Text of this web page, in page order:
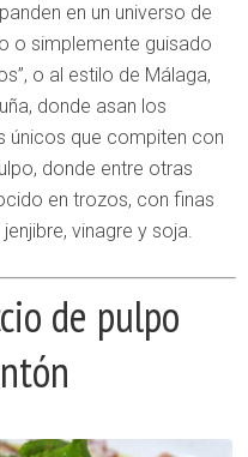
en un universo de
o simplemente guisado
o al estilo de Málaga,
donde asan los
únicos que compiten con
donde entre otras
en trozos, con finas
vinagre y soja.
de pulpo